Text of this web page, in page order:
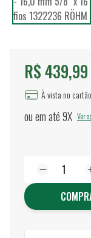
R$ 439,99
À vista no
ou em até9X Ver